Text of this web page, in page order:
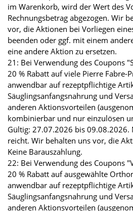
im Warenkorb, wird der Wert des
Rechnungsbetrag abgezogen. Wir
vor, die Aktionen bei Vorliegen
beenden oder ggf. mit einem
eine andere Aktion zu ersetzen.
21: Bei Verwendung des Coupons
20 % Rabatt auf viele Pierre Fabre-
anwendbar auf rezeptpflichtige
Säuglingsanfangsnahrung und
anderen Aktionsvorteilen
kombinierbar und nur einzulösen
Gültig: 27.07.2026 bis 09.08.2026.
reicht. Wir behalten uns vor, die
Keine Barauszahlung.
22: Bei Verwendung des Coupons
20 % Rabatt auf ausgewählte
anwendbar auf rezeptpflichtige
Säuglingsanfangsnahrung und
anderen Aktionsvorteilen